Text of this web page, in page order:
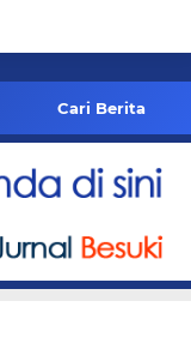
Cari Berita